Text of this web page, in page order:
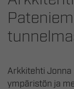
Arkkitehti Jonna
ympäristön ja